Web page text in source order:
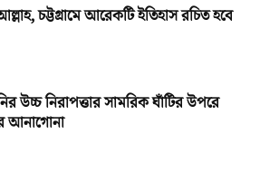
চট্টগ্রামে আরেকটি ইতিহাস রচিত হবে
উচ্চ নিরাপত্তার সামরিক ঘাঁটির উপরে
আনাগোনা